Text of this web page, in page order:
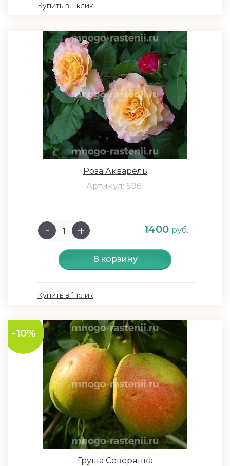
Купить в 1 клик
Роза Акварель
Артикул: S961
1400 руб.
В корзину
Купить в 1 клик
-10%
Груша Северянка